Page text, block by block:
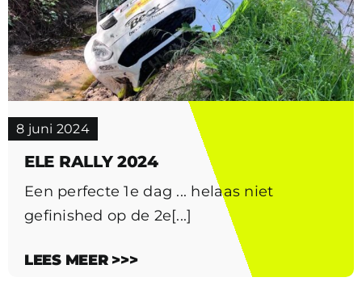
8 juni 2024
ELE RALLY 2024
Een perfecte 1e dag ... helaas niet
gefinished op de 2e[...]
LEES MEER >>>